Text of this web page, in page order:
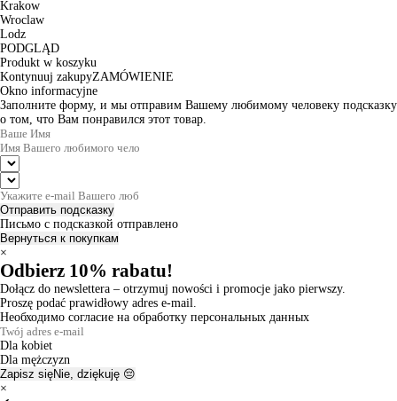
Krakow
Wroclaw
Lodz
PODGLĄD
Produkt w koszyku
Kontynuuj zakupyZAMÓWIENIE
Okno informacyjne
Заполните форму, и мы отправим Вашему любимому человеку подсказку
о том, что Вам понравился этот товар.
Отправить подсказку
Письмо с подсказкой отправлено
Вернуться к покупкам
×
Odbierz 10% rabatu!
Dołącz do newslettera – otrzymuj nowości i promocje jako pierwszy.
Proszę podać prawidłowy adres e-mail.
Необходимо согласие на обработку персональных данных
Dla kobiet
Dla mężczyzn
Zapisz sięNie, dziękuję 😔
×